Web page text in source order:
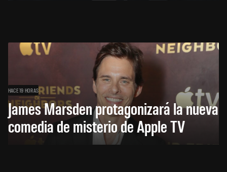
HACE 19 HORAS
James Marsden protagonizará la nueva
comedia de misterio de Apple TV